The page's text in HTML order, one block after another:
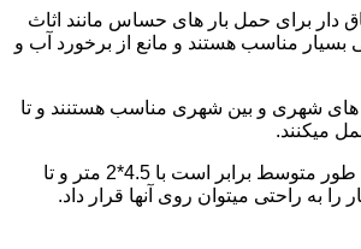
دار برای حمل بار های حساس مانند اثاث
بسیار مناسب هستند و مانع از برخورد آب و
های شهری و بین شهری مناسب هستنند و تا
ابعاد بارگیر خاور ها به طور متوسط برابر است با 4.5*2 متر و تا